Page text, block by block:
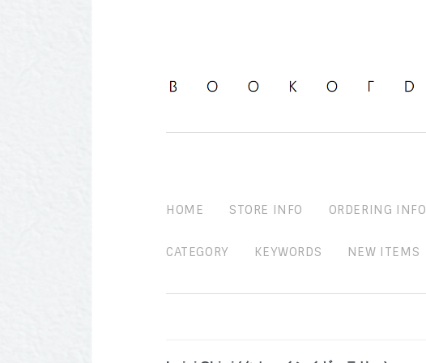
HOME STORE INFO ORDERING INFO
CATEGORY KEYWORDS NEW ITEMS